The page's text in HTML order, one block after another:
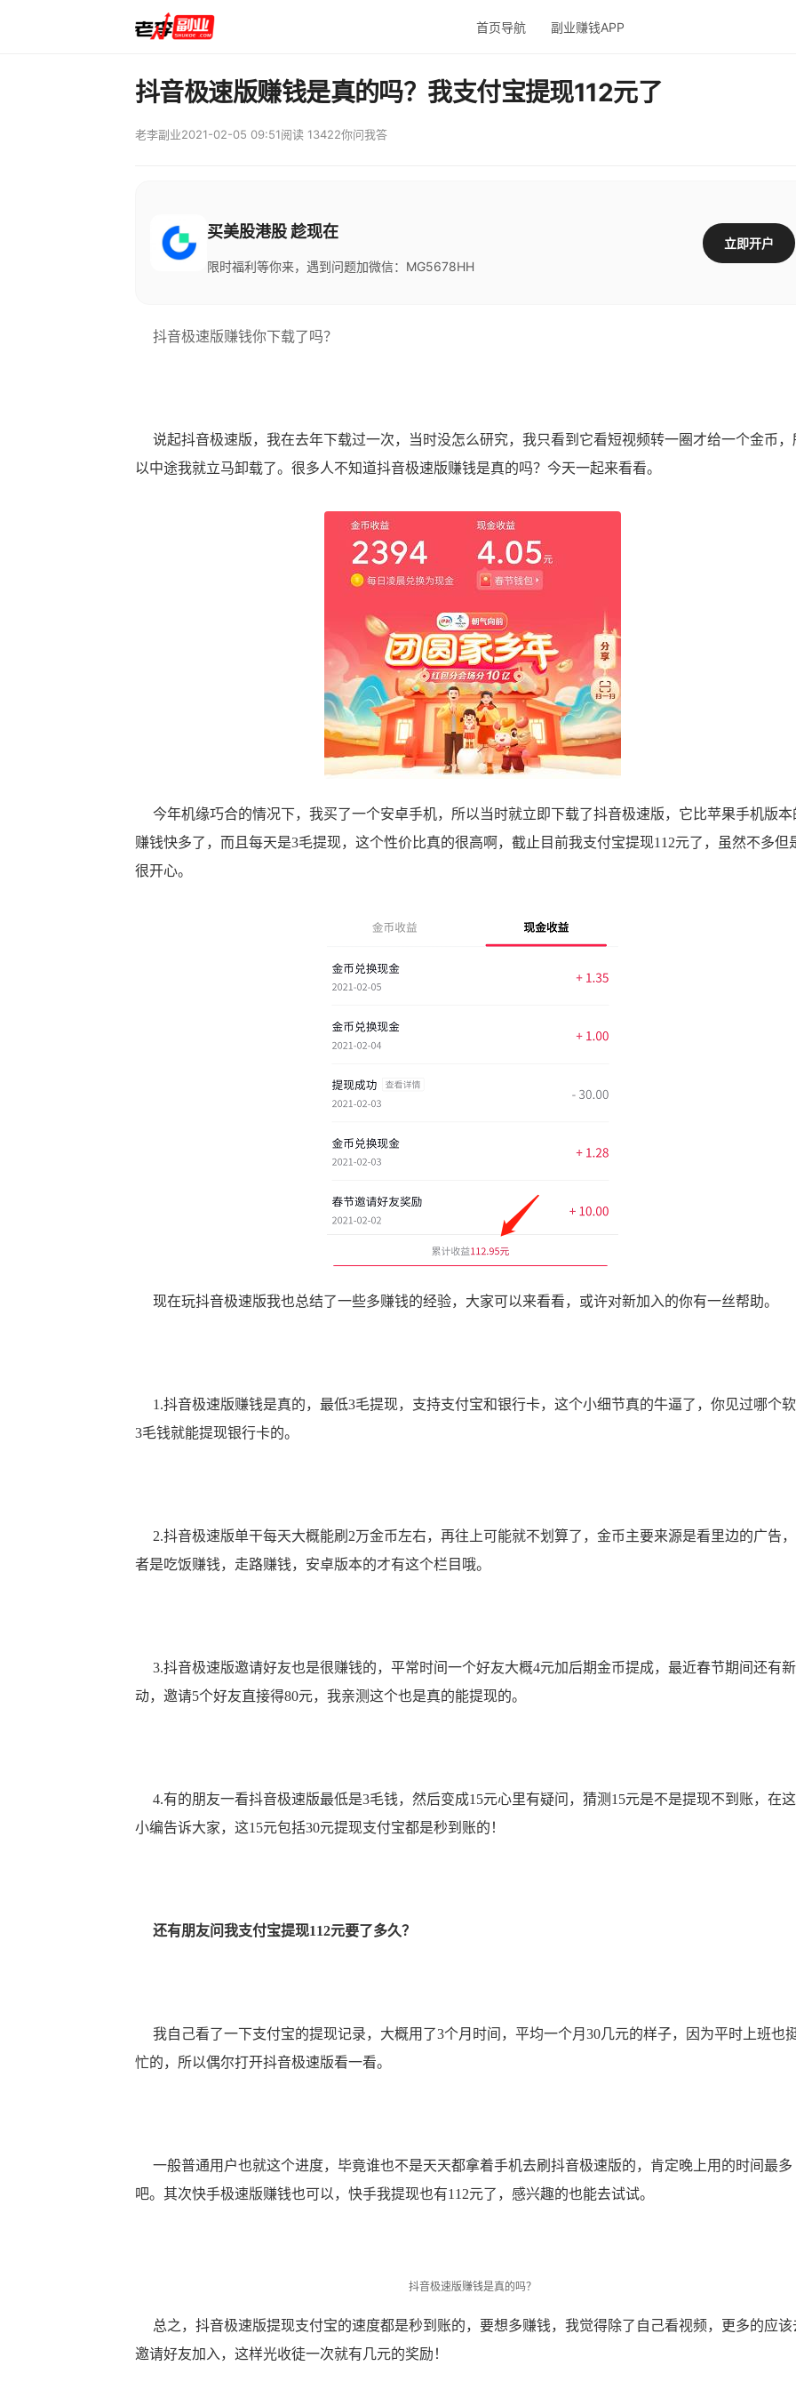
首页导航 副业赚钱APP
抖音极速版赚钱是真的吗？我支付宝提现112元了
老李副业2021-02-05 09:51阅读 13422你问我答
买美股港股 趁现在
限时福利等你来，遇到问题加微信：MG5678HH
立即开户
抖音极速版赚钱你下载了吗？
说起抖音极速版，我在去年下载过一次，当时没怎么研究，我只看到它看短视频转一圈才给一个金币，
以中途我就立马卸载了。很多人不知道抖音极速版赚钱是真的吗？今天一起来看看。
今年机缘巧合的情况下，我买了一个安卓手机，所以当时就立即下载了抖音极速版，它比苹果手机版本
赚钱快多了，而且每天是3毛提现，这个性价比真的很高啊，截止目前我支付宝提现112元了，虽然不多但
很开心。
现在玩抖音极速版我也总结了一些多赚钱的经验，大家可以来看看，或许对新加入的你有一丝帮助。
1.抖音极速版赚钱是真的，最低3毛提现，支持支付宝和银行卡，这个小细节真的牛逼了，你见过哪个
3毛钱就能提现银行卡的。
2.抖音极速版单干每天大概能刷2万金币左右，再往上可能就不划算了，金币主要来源是看里边的广告
者是吃饭赚钱，走路赚钱，安卓版本的才有这个栏目哦。
3.抖音极速版邀请好友也是很赚钱的，平常时间一个好友大概4元加后期金币提成，最近春节期间还有
动，邀请5个好友直接得80元，我亲测这个也是真的能提现的。
4.有的朋友一看抖音极速版最低是3毛钱，然后变成15元心里有疑问，猜测15元是不是提现不到账，在
小编告诉大家，这15元包括30元提现支付宝都是秒到账的！
还有朋友问我支付宝提现112元要了多久？
我自己看了一下支付宝的提现记录，大概用了3个月时间，平均一个月30几元的样子，因为平时上班也
忙的，所以偶尔打开抖音极速版看一看。
一般普通用户也就这个进度，毕竟谁也不是天天都拿着手机去刷抖音极速版的，肯定晚上用的时间最多
吧。其次快手极速版赚钱也可以，快手我提现也有112元了，感兴趣的也能去试试。
抖音极速版赚钱是真的吗？
总之，抖音极速版提现支付宝的速度都是秒到账的，要想多赚钱，我觉得除了自己看视频，更多的应该
邀请好友加入，这样光收徒一次就有几元的奖励！